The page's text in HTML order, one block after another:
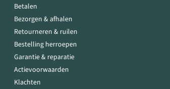
Betalen
Bezorgen & afhalen
Retourneren & ruilen
Bestelling herroepen
Garantie & reparatie
Actievoorwaarden
Klachten